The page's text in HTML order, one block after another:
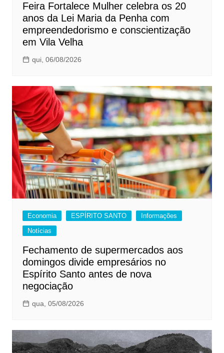
Feira Fortalece Mulher celebra os 20
anos da Lei Maria da Penha com
empreendedorismo e conscientização
em Vila Velha
qui, 06/08/2026
Economia ESPÍRITO SANTO
Informações
Notícias
Fechamento de supermercados aos
domingos divide empresários no
Espírito Santo antes de nova
negociação
qua, 05/08/2026